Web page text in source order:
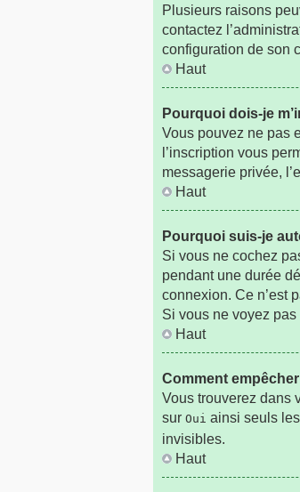
Plusieurs raisons
contactez
configuration de son
Haut
Pourquoi dois-je
Vous pouvez ne pas
l’inscription vous
messagerie privée,
Haut
Pourquoi suis-je
Si vous ne cochez
pendant une durée
connexion. Ce n’est
Si vous ne voyez
Haut
Comment
Vous trouverez dans
sur Oui ainsi seuls
invisibles.
Haut